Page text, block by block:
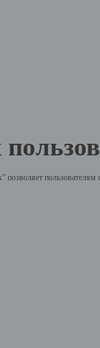
пользователям